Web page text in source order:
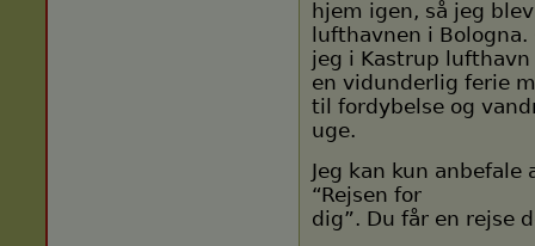
hjem igen, så jeg
lufthavnen i
jeg i Kastrup
en vidunderlig ferie
til fordybelse og
uge.
Jeg kan kun
“Rejsen for
dig”. Du får en rejse